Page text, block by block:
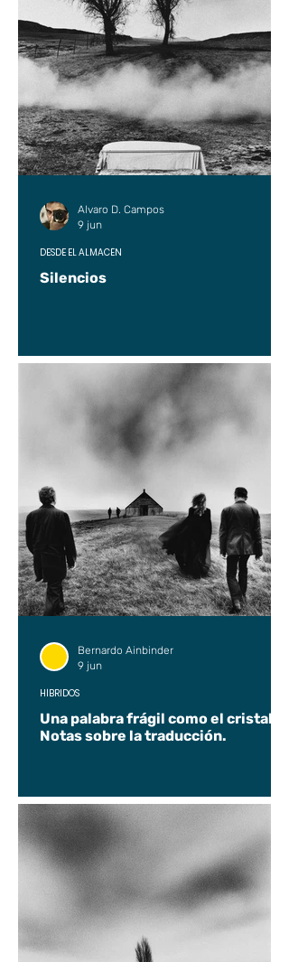
Silencios
DESDE EL ALMACÉN
Alvaro D. Campos
9 jun
Una palabra frágil como el cristal.
Notas sobre la traducción.
HÍBRIDOS
Bernardo Ainbinder
9 jun